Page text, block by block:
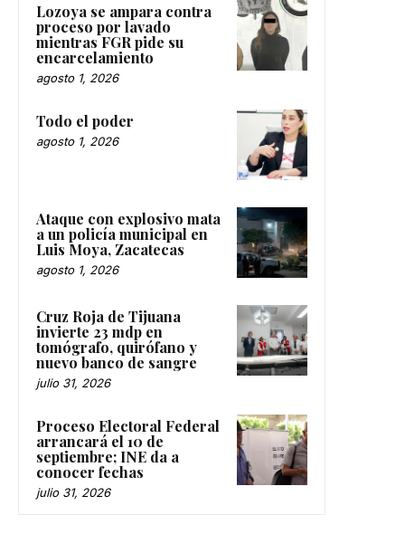
Lozoya se ampara contra
proceso por lavado
mientras FGR pide su
encarcelamiento
agosto 1, 2026
Todo el poder
agosto 1, 2026
Ataque con explosivo mata
a un policía municipal en
Luis Moya, Zacatecas
agosto 1, 2026
Cruz Roja de Tijuana
invierte 23 mdp en
tomógrafo, quirófano y
nuevo banco de sangre
julio 31, 2026
Proceso Electoral Federal
arrancará el 10 de
septiembre; INE da a
conocer fechas
julio 31, 2026